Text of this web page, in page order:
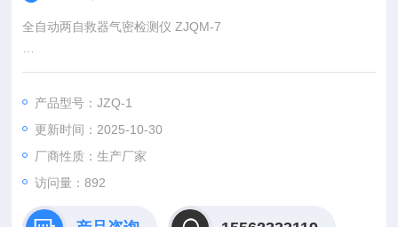
全自动两自救器气密检测仪 ZJQM-7
一、概述
1、 能同时检测2台化学氧自救器，检测速度比市面单台检测的
仪器提高1倍，效率高；
2、 气动助力开合上盖，比市面单独手动开合仪器省力，减轻劳
动强度；
产品型号：JZQ-1
更新时间：2025-10-30
厂商性质：生产厂家
访问量：892